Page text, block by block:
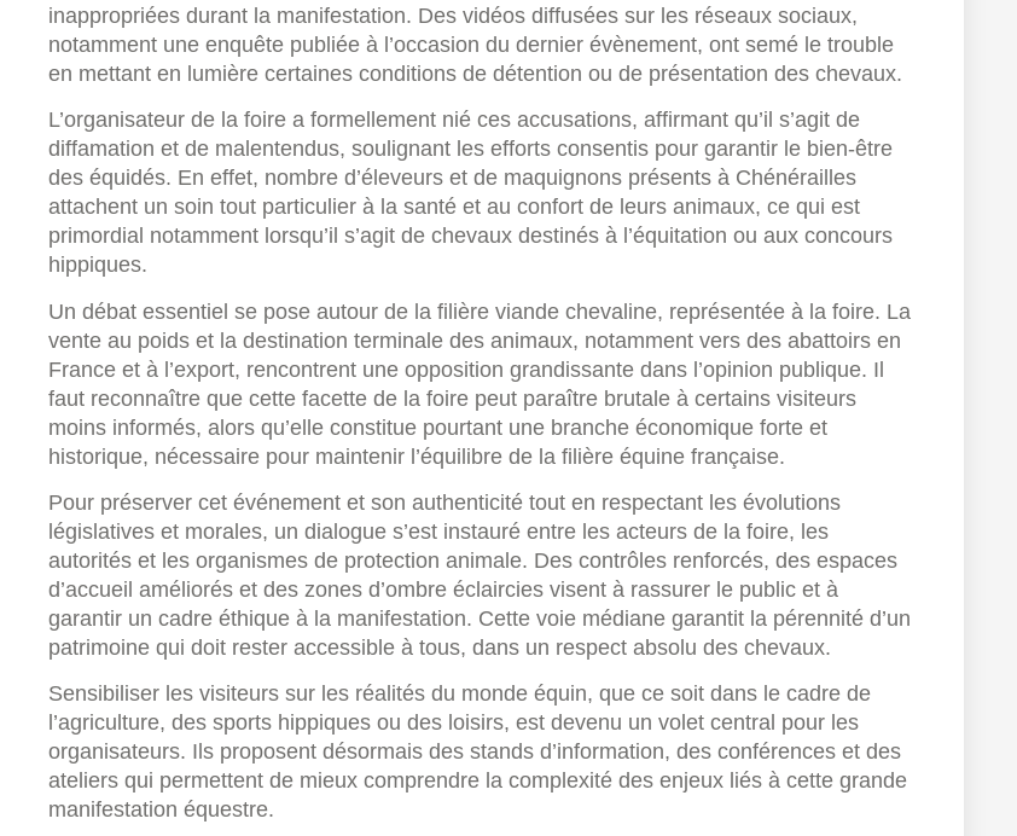
inappropriées durant la manifestation. Des vidéos diffusées sur les réseaux sociaux,
notamment une enquête publiée à l’occasion du dernier évènement, ont semé le trouble
en mettant en lumière certaines conditions de détention ou de présentation des chevaux.
L’organisateur de la foire a formellement nié ces accusations, affirmant qu’il s’agit de
diffamation et de malentendus, soulignant les efforts consentis pour garantir le bien-être
des équidés. En effet, nombre d’éleveurs et de maquignons présents à Chénérailles
attachent un soin tout particulier à la santé et au confort de leurs animaux, ce qui est
primordial notamment lorsqu’il s’agit de chevaux destinés à l’équitation ou aux concours
hippiques.
Un débat essentiel se pose autour de la filière viande chevaline, représentée à la foire. La
vente au poids et la destination terminale des animaux, notamment vers des abattoirs en
France et à l’export, rencontrent une opposition grandissante dans l’opinion publique. Il
faut reconnaître que cette facette de la foire peut paraître brutale à certains visiteurs
moins informés, alors qu’elle constitue pourtant une branche économique forte et
historique, nécessaire pour maintenir l’équilibre de la filière équine française.
Pour préserver cet événement et son authenticité tout en respectant les évolutions
législatives et morales, un dialogue s’est instauré entre les acteurs de la foire, les
autorités et les organismes de protection animale. Des contrôles renforcés, des espaces
d’accueil améliorés et des zones d’ombre éclaircies visent à rassurer le public et à
garantir un cadre éthique à la manifestation. Cette voie médiane garantit la pérennité d’un
patrimoine qui doit rester accessible à tous, dans un respect absolu des chevaux.
Sensibiliser les visiteurs sur les réalités du monde équin, que ce soit dans le cadre de
l’agriculture, des sports hippiques ou des loisirs, est devenu un volet central pour les
organisateurs. Ils proposent désormais des stands d’information, des conférences et des
ateliers qui permettent de mieux comprendre la complexité des enjeux liés à cette grande
manifestation équestre.